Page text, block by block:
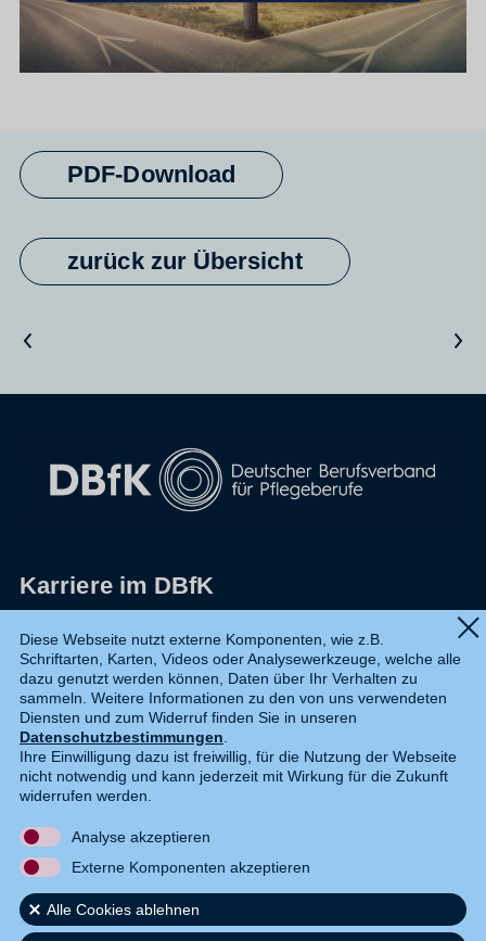
zurück zur Übersicht
PDF-Download
Vorheriger Artikel Nächster Artikel
Karriere im DBfK
Datenschutz
Shop
Widerruf
Kontakt
DE EN
Diese Webseite nutzt externe Komponenten, wie z.B.
Schriftarten, Karten, Videos oder Analysewerkzeuge, welche alle
dazu genutzt werden können, Daten über Ihr Verhalten zu
sammeln. Weitere Informationen zu den von uns verwendeten
Diensten und zum Widerruf finden Sie in unseren
Datenschutzbestimmungen.
Ihre Einwilligung dazu ist freiwillig, für die Nutzung der Webseite
nicht notwendig und kann jederzeit mit Wirkung für die Zukunft
widerrufen werden.
Analyse akzeptieren
Externe Komponenten akzeptieren
Alle Cookies ablehnen